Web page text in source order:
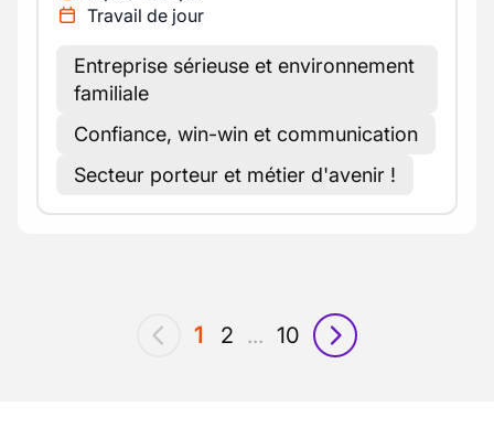
Travail de jour
Entreprise sérieuse et environnement
familiale
Confiance, win-win et communication
Secteur porteur et métier d'avenir !
précédent
1 2 ... 10
suivant